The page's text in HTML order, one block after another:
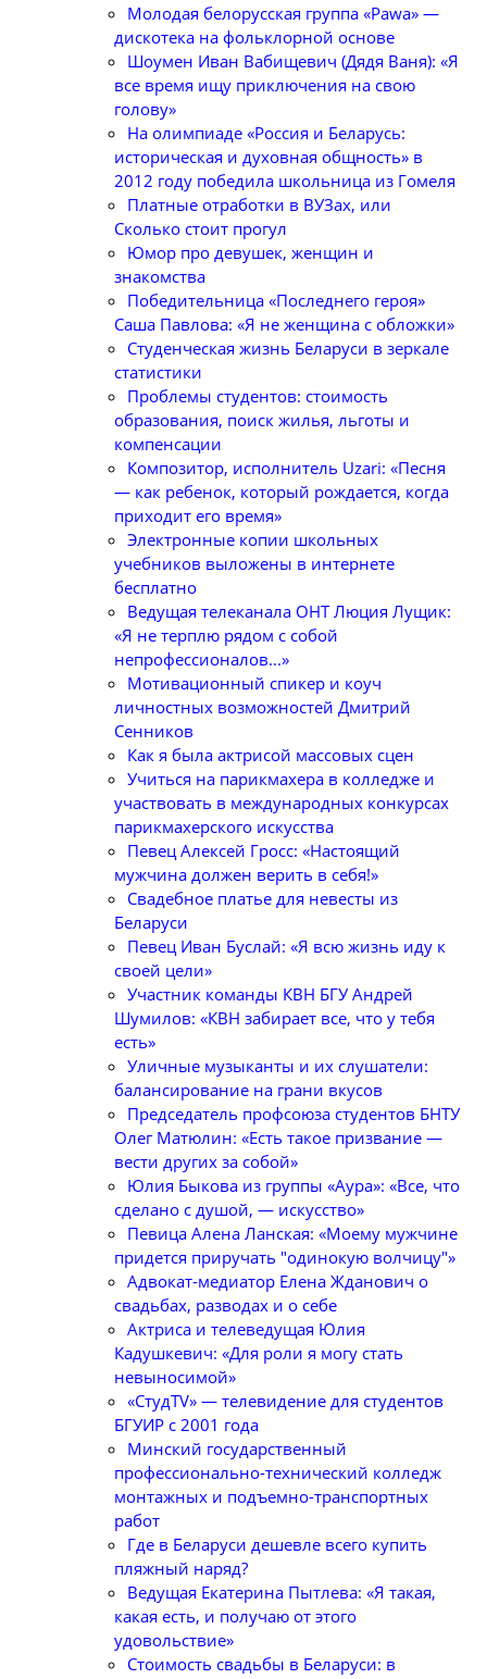
Молодая белорусская группа «Pawa» —
дискотека на фольклорной основе
Шоумен Иван Вабищевич (Дядя Ваня): «Я
все время ищу приключения на свою
голову»
На олимпиаде «Россия и Беларусь:
историческая и духовная общность» в
2012 году победила школьница из Гомеля
Платные отработки в ВУЗах, или
Сколько стоит прогул
Юмор про девушек, женщин и
знакомства
Победительница «Последнего героя»
Саша Павлова: «Я не женщина с обложки»
Студенческая жизнь Беларуси в зеркале
статистики
Проблемы студентов: стоимость
образования, поиск жилья, льготы и
компенсации
Композитор, исполнитель Uzari: «Песня
— как ребенок, который рождается, когда
приходит его время»
Электронные копии школьных
учебников выложены в интернете
бесплатно
Ведущая телеканала ОНТ Люция Лущик:
«Я не терплю рядом с собой
непрофессионалов...»
Мотивационный спикер и коуч
личностных возможностей Дмитрий
Сенников
Как я была актрисой массовых сцен
Учиться на парикмахера в колледже и
участвовать в международных конкурсах
парикмахерского искусства
Певец Алексей Гросс: «Настоящий
мужчина должен верить в себя!»
Свадебное платье для невесты из
Беларуси
Певец Иван Буслай: «Я всю жизнь иду к
своей цели»
Участник команды КВН БГУ Андрей
Шумилов: «КВН забирает все, что у тебя
есть»
Уличные музыканты и их слушатели:
балансирование на грани вкусов
Председатель профсоюза студентов БНТУ
Олег Матюлин: «Есть такое призвание —
вести других за собой»
Юлия Быкова из группы «Аура»: «Все, что
сделано с душой, — искусство»
Певица Алена Ланская: «Моему мужчине
придется приручать "одинокую волчицу"»
Адвокат-медиатор Елена Жданович о
свадьбах, разводах и о себе
Актриса и телеведущая Юлия
Кадушкевич: «Для роли я могу стать
невыносимой»
«СтудTV» — телевидение для студентов
БГУИР с 2001 года
Минский государственный
профессионально-технический колледж
монтажных и подъемно-транспортных
работ
Где в Беларуси дешевле всего купить
пляжный наряд?
Ведущая Екатерина Пытлева: «Я такая,
какая есть, и получаю от этого
удовольствие»
Стоимость свадьбы в Беларуси: в